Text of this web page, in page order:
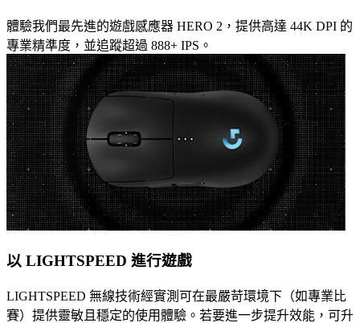
體驗我們最先進的遊戲感應器 HERO 2，提供高達 44K DPI 的
專業精準度，並追蹤超過 888+ IPS。
以 LIGHTSPEED 進行遊戲
LIGHTSPEED 無線技術經實測可在最嚴苛環境下（如專業比
賽）提供靈敏且穩定的使用體驗。若要進一步提升效能，可升